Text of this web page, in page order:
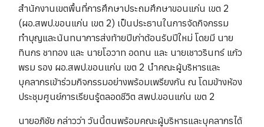
สำนักงานเขตพื้นที่การศึกษาประถมศึกษาขอนแก่น เขต 2
(ผอ.สพป.ขอนแก่น เขต 2) เป็นประธานในการจัดกิจกรรม
ทำบุญและนันทนาการส่งท้ายปีเก่าต้อนรับปีใหม่ โดยมี นาย
ทินกร ชาทอง และ นายโอวาท อดทน และ นายเชาวรินทร์ แก้ว
พรม รอง ผอ.สพป.ขอนแก่น เขต 2 นำคณะผู้บริหารและ
บุคลากรเข้าร่วมกิจกรรมอย่างพร้อมเพรียงกัน ณ โดมข้างห้อง
ประชุมศูนย์การเรียนรู้ตลอดชีวิต สพป.ขอนแก่น เขต 2
นายอภิชัย กล่าวว่า วันนี้ตนพร้อมคณะผู้บริหารและบุคลากรได้